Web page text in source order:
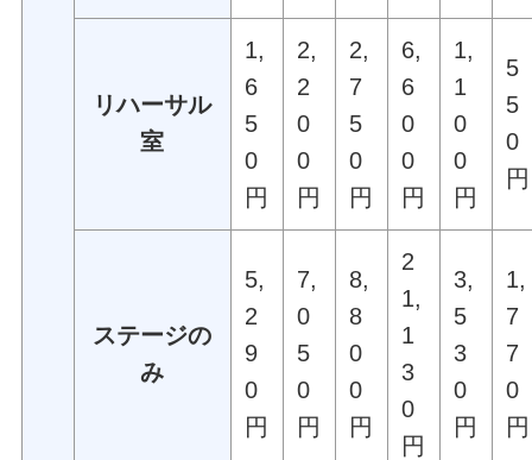
リハーサル
室
1,
6
5
0
円
2,
2
0
0
円
2,
7
5
0
円
6,
6
0
0
円
1,
1
0
0
円
5
5
0
円
ステージの
み
5,
2
9
0
円
7,
0
5
0
円
8,
8
0
0
円
2
1,
1
3
0
円
3,
5
3
0
円
1,
7
7
0
円